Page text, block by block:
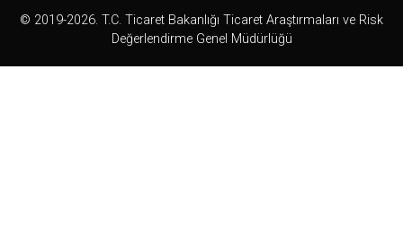
© 2019-2026. T.C. Ticaret Bakanlığı Ticaret Araştırmaları ve Risk
Değerlendirme Genel Müdürlüğü